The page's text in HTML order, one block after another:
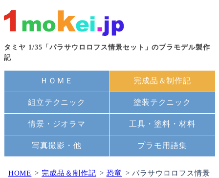
タミヤ 1/35「パラサウロロフス情景セット」のプラモデル製作
記
ＨＯＭＥ 完成品＆制作記
組立テクニック 塗装テクニック
情景・ジオラマ 工具・塗料・材料
写真撮影・他 プラモ用語集
HOME 完成品＆制作記 恐竜
パラサウロロフス情景